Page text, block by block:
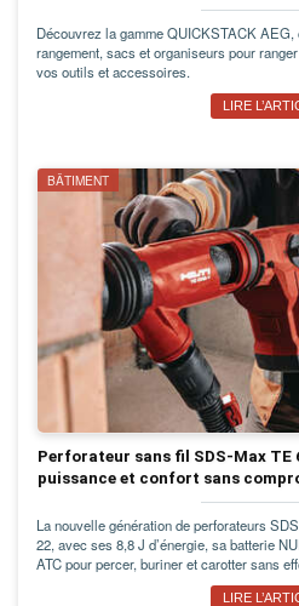
Découvrez la gamme QUICKSTACK
rangement, sacs et organiseurs pour
vos outils et accessoires.
LIRE
BÂTIMENT
Perforateur sans fil SDS-Max TE
puissance et confort sans
La nouvelle génération de perforateurs
22, avec ses 8,8 J d’énergie, sa batterie
ATC pour percer, buriner et carotter sans
LIRE